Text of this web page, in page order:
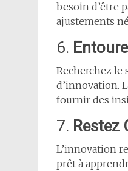
besoin d’être
ajustements
6.
Recherchez le
d’innovation.
fournir des
7. Restez
L’innovation
prêt à